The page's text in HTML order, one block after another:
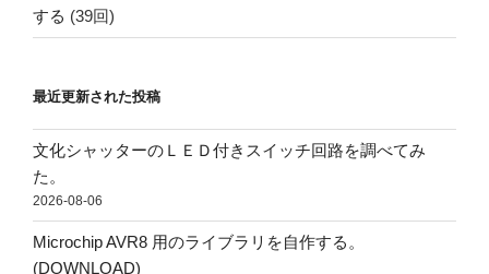
する (39回)
最近更新された投稿
文化シャッターのＬＥＤ付きスイッチ回路を調べてみ
た。
2026-08-06
Microchip AVR8 用のライブラリを自作する。
(DOWNLOAD)